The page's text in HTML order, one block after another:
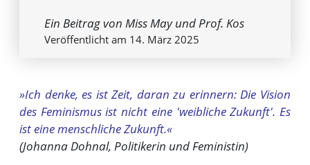
Ein Beitrag von Miss May und Prof. Kos
Veröffentlicht am 14. März 2025
»Ich denke, es ist Zeit, daran zu erinnern: Die Vision
des Feminismus ist nicht eine 'weibliche Zukunft'. Es
ist eine menschliche Zukunft.«
(Johanna Dohnal, Politikerin und Feministin)